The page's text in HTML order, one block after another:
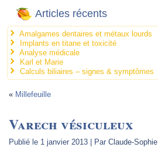
Articles récents
Amalgames dentaires et métaux lourds
Implants en titane et toxicité
Analyse médicale
Karl et Marie
Calculs biliaires – signes & symptômes
« Millefeuille
Varech vésiculeux
Publié le 1 janvier 2013 | Par Claude-Sophie